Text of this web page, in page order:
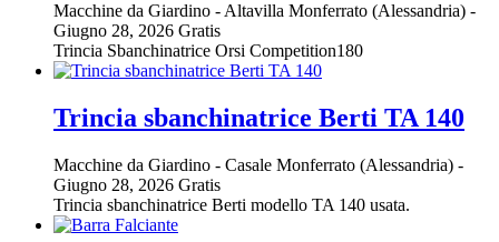
Macchine da Giardino - Altavilla Monferrato (Alessandria) -
Giugno 28, 2026 Gratis
Trincia Sbanchinatrice Orsi Competition180
Trincia sbanchinatrice Berti TA 140
Macchine da Giardino - Casale Monferrato (Alessandria) -
Giugno 28, 2026 Gratis
Trincia sbanchinatrice Berti modello TA 140 usata.